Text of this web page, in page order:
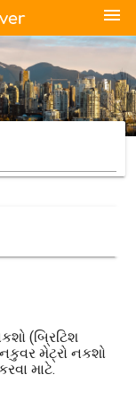
menu
(બ્રિટિશ
મેટ્રો નકશો
માટે.